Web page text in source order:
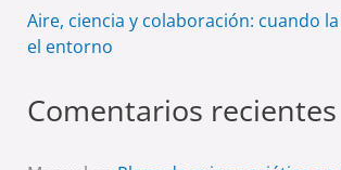
Aire, ciencia y colaboración: cuando la
el entorno
Comentarios recientes